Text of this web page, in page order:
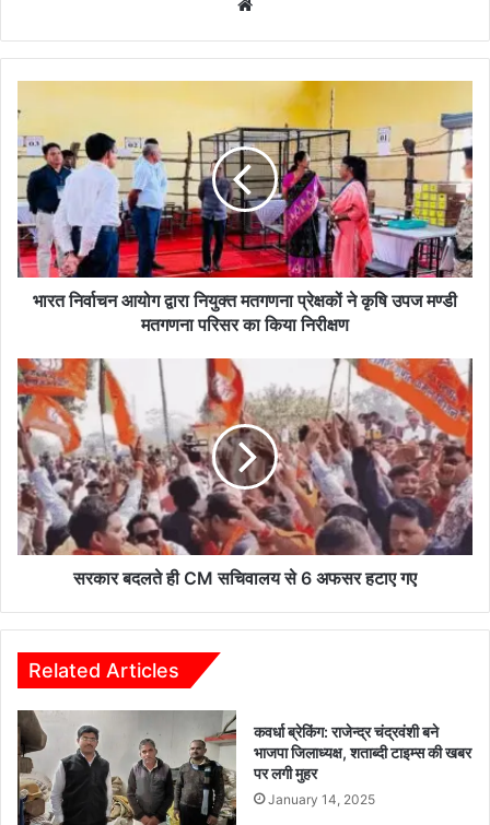
निर्वाचन
आयोग
द्वारा
नियुक्त
मतगणना
प्रेक्षकों
ने
कृषि
उपज
परिसर
का
किया
निरीक्षण
भारत निर्वाचन आयोग द्वारा नियुक्त मतगणना प्रेक्षकों ने कृषि उपज मण्डी
मतगणना परिसर का किया निरीक्षण
सरकार
बदलते
ही
CM
सचिवालय
से
6
अफसर
हटाए
सरकार बदलते ही CM सचिवालय से 6 अफसर हटाए गए
Related Articles
कवर्धा ब्रेकिंग: राजेन्द्र चंद्रवंशी बने
भाजपा जिलाध्यक्ष, शताब्दी टाइम्स की खबर
पर लगी मुहर
January 14, 2025